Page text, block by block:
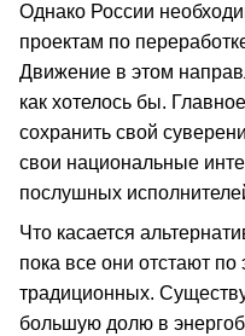
Однако России
проектам по
Движение в этом
как хотелось бы.
сохранить свой
свои национальные
послушных
Что касается
пока все они отстают
традиционных.
большую долю в